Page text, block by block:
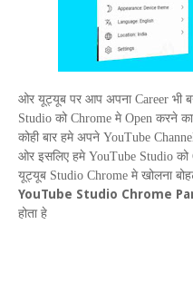
ओर यूट्यूब पर आप अपना Career भी
Studio को Chrome मे Open करने का
कोही बार हमे अपने YouTube
ओर इसलिए हमे YouTube Studio को
यूट्यूब Studio Chrome मे खोलना
YouTube Studio Chrome
होता हे